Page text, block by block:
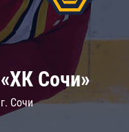
«ХК Сочи»
г. Сочи